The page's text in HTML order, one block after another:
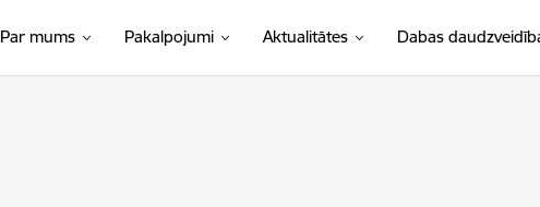
Par mums Pakalpojumi Aktualitātes Dabas